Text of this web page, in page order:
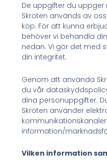
De uppgifter du
Skroten används av
köp. För att kunna
behöver vi behandla
nedan. Vi gör det med
din integritet.
Genom att använda
du vår
dina personuppgifter.
Skroten använder
information/
Vilken information